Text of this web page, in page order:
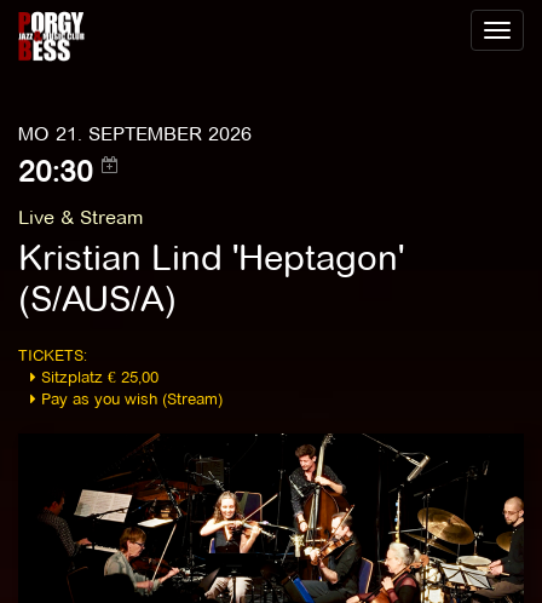
Toggle
MO 21. SEPTEMBER 2026
20:30
Live & Stream
Kristian Lind 'Heptagon'
(S/AUS/A)
TICKETS:
Sitzplatz € 25,00
Pay as you wish (Stream)